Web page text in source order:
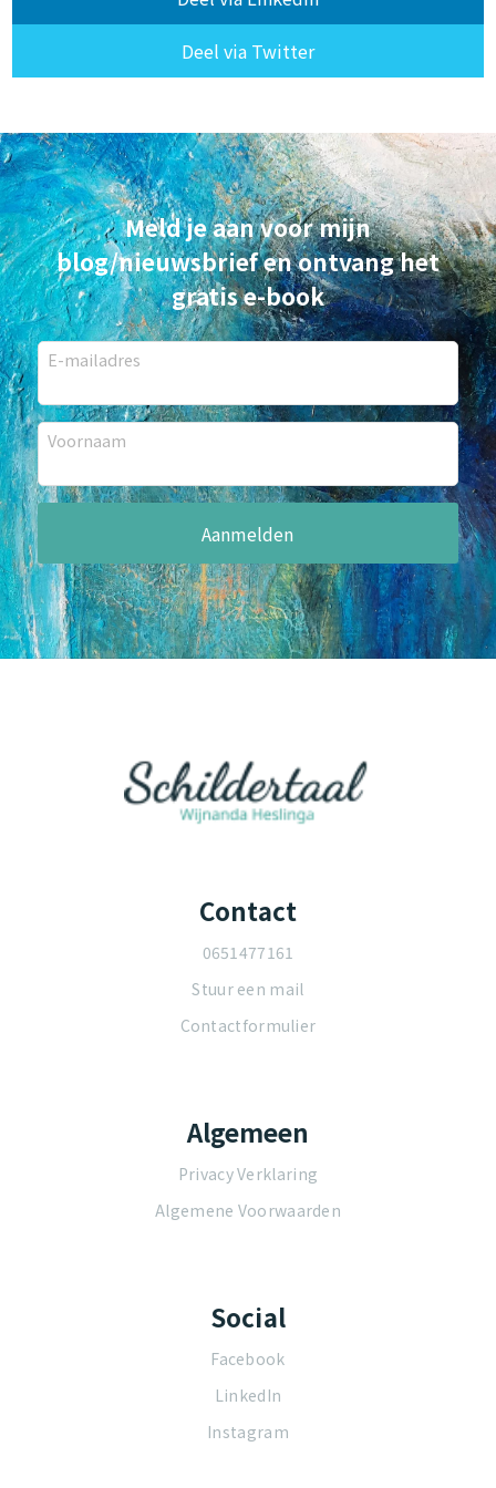
Deel via Twitter
Meld je aan voor mijn
blog/nieuwsbrief en ontvang het
gratis e-book
E-mailadres
Voornaam
Contact
0651477161
Stuur een mail
Contactformulier
Algemeen
Privacy Verklaring
Algemene Voorwaarden
Social
Facebook
LinkedIn
Instagram